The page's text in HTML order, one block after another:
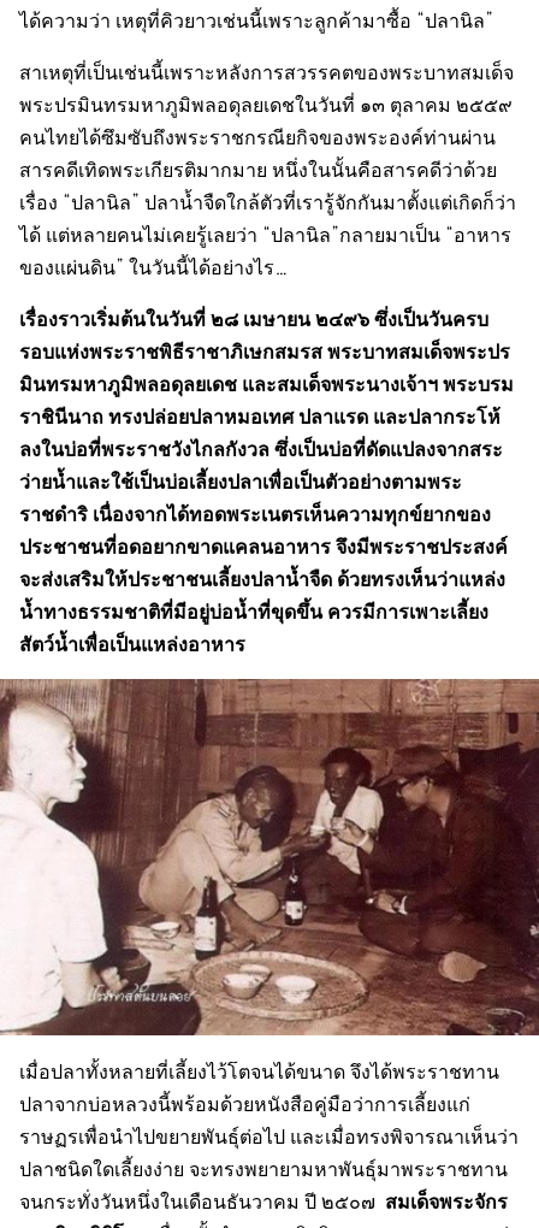
ได้ความว่า เหตุที่คิวยาวเช่นนี้เพราะลูกค้ามาซื้อ “ปลานิล”
สาเหตุที่เป็นเช่นนี้เพราะหลังการสวรรคตของพระบาทสมเด็จ
พระปรมินทรมหาภูมิพลอดุลยเดชในวันที่ ๑๓ ตุลาคม ๒๕๕๙
คนไทยได้ซึมซับถึงพระราชกรณียกิจของพระองค์ท่านผ่าน
สารคดีเทิดพระเกียรติมากมาย หนึ่งในนั้นคือสารคดีว่าด้วย
เรื่อง “ปลานิล” ปลาน้ำจืดใกล้ตัวที่เรารู้จักกันมาตั้งแต่เกิดก็ว่า
ได้ แต่หลายคนไม่เคยรู้เลยว่า “ปลานิล”กลายมาเป็น “อาหาร
ของแผ่นดิน” ในวันนี้ได้อย่างไร…
เรื่องราวเริ่มต้นในวันที่ ๒๘ เมษายน ๒๔๙๖ ซึ่งเป็นวันครบ
รอบแห่งพระราชพิธีราชาภิเษกสมรส พระบาทสมเด็จพระปร
มินทรมหาภูมิพลอดุลยเดช และสมเด็จพระนางเจ้าฯ พระบรม
ราชินีนาถ ทรงปล่อยปลาหมอเทศ ปลาแรด และปลากระโห้
ลงในบ่อที่พระราชวังไกลกังวล ซึ่งเป็นบ่อที่ดัดแปลงจากสระ
ว่ายน้ำและใช้เป็นบ่อเลี้ยงปลาเพื่อเป็นตัวอย่างตามพระ
ราชดำริ เนื่องจากได้ทอดพระเนตรเห็นความทุกข์ยากของ
ประชาชนที่อดอยากขาดแคลนอาหาร จึงมีพระราชประสงค์
จะส่งเสริมให้ประชาชนเลี้ยงปลาน้ำจืด ด้วยทรงเห็นว่าแหล่ง
น้ำทางธรรมชาติที่มีอยู่บ่อน้ำที่ขุดขึ้น ควรมีการเพาะเลี้ยง
สัตว์น้ำเพื่อเป็นแหล่งอาหาร
เมื่อปลาทั้งหลายที่เลี้ยงไว้โตจนได้ขนาด จึงได้พระราชทาน
ปลาจากบ่อหลวงนี้พร้อมด้วยหนังสือคู่มือว่าการเลี้ยงแก่
ราษฏรเพื่อนำไปขยายพันธุ์ต่อไป และเมื่อทรงพิจารณาเห็นว่า
ปลาชนิดใดเลี้ยงง่าย จะทรงพยายามหาพันธุ์มาพระราชทาน
จนกระทั่งวันหนึ่งในเดือนธันวาคม ปี ๒๕๐๗ สมเด็จพระจักร